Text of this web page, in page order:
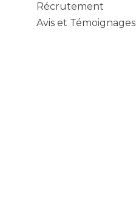
Récrutement
Avis et Témoignages